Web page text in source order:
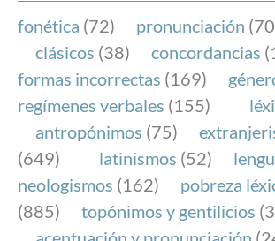
fonética (72) pronunciación
clásicos (38) concordancias
formas incorrectas (169)
regímenes verbales (155)
antropónimos (75)
(649)
latinismos (52)
neologismos (162) pobreza
(885)
topónimos y gentilicios